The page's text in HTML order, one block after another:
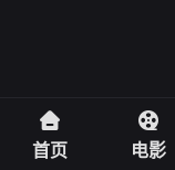
首页 电影